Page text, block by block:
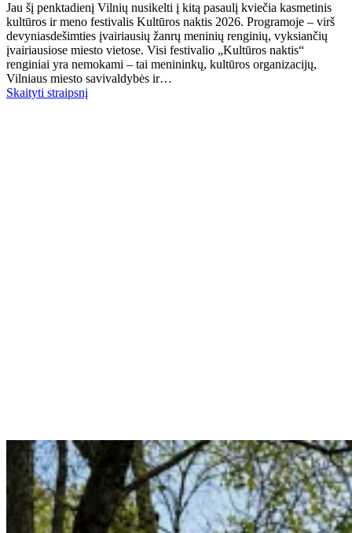
Jau šį penktadienį Vilnių nusikelti į kitą pasaulį kviečia kasmetinis
kultūros ir meno festivalis Kultūros naktis 2026. Programoje – virš
devyniasdešimties įvairiausių žanrų meninių renginių, vyksiančių
įvairiausiose miesto vietose. Visi festivalio „Kultūros naktis“
renginiai yra nemokami – tai menininkų, kultūros organizacijų,
Vilniaus miesto savivaldybės ir…
Skaityti straipsnį